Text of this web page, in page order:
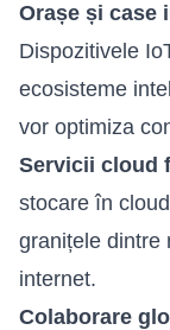
Orașe și case
Dispozitivele
ecosisteme
vor optimiza
Servicii cloud
stocare în
granițele dintre
internet.
Colaborare